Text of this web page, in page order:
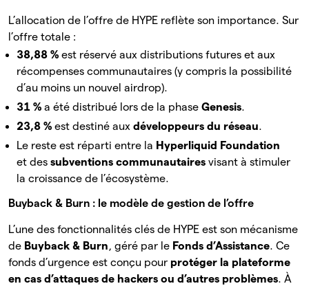
L’allocation de l’offre de HYPE reflète son importance. Sur
l’offre totale :
38,88 % est réservé aux distributions futures et aux
récompenses communautaires (y compris la possibilité
d’au moins un nouvel airdrop).
31 % a été distribué lors de la phase Genesis.
23,8 % est destiné aux développeurs du réseau.
Le reste est réparti entre la Hyperliquid Foundation
et des subventions communautaires visant à stimuler
la croissance de l’écosystème.
Buyback & Burn : le modèle de gestion de l’offre
L’une des fonctionnalités clés de HYPE est son mécanisme
de Buyback & Burn, géré par le Fonds d’Assistance. Ce
fonds d’urgence est conçu pour protéger la plateforme
en cas d’attaques de hackers ou d’autres problèmes. À